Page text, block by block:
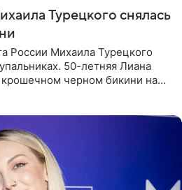
Турецкого снялась
России Михаила Турецкого
50-летняя Лиана
крошечном черном бикини на